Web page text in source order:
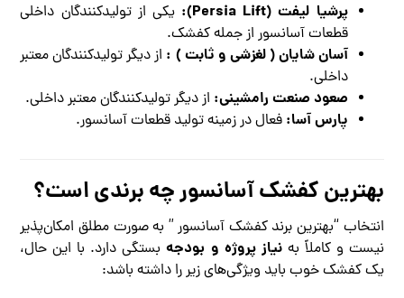
پرشیا لیفت (Persia Lift):
یکی از تولیدکنندگان داخلی
قطعات آسانسور از جمله کفشک.
آسان شایان ( لغزشی و ثابت ) : از دیگر تولیدکنندگان معتبر
داخلی.
صعود صنعت رامشینی: از دیگر تولیدکنندگان معتبر داخلی.
پارس آسا: فعال در زمینه تولید قطعات آسانسور.
بهترین کفشک آسانسور چه برندی است؟
انتخاب “بهترین برند کفشک آسانسور ” به صورت مطلق امکان‌پذیر
نیست و کاملاً بهنیاز پروژه و بودجهبستگی دارد. با این حال،
یک کفشک خوب باید ویژگی‌های زیر را داشته باشد: